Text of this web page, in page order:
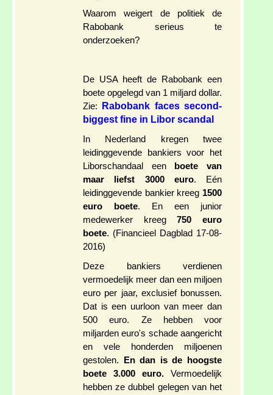
Waarom weigert de politiek de
Rabobank serieus te
onderzoeken?
De USA heeft de Rabobank een
boete opgelegd van 1 miljard dollar.
Zie:
Rabobank faces second-
biggest fine in Libor scandal
In Nederland kregen twee
leidinggevende bankiers voor het
Liborschandaal een
boete van
maar liefst 3000 euro. Eén
leidinggevende bankier kreeg 1500
euro boete. En een junior
medewerker kreeg750 euro
boete. (Financieel Dagblad 17-08-
2016)
Deze bankiers verdienen
vermoedelijk meer dan een miljoen
euro per jaar, exclusief bonussen.
Dat is een uurloon van meer dan
500 euro. Ze hebben voor
miljarden euro's schade aangericht
en vele honderden miljoenen
gestolen.
En dan is de hoogste
boete 3.000 euro. Vermoedelijk
hebben ze dubbel gelegen van het